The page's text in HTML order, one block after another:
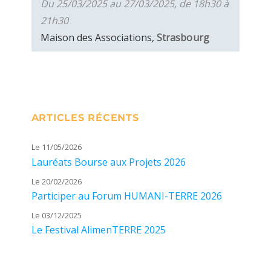
Du 25/03/2025 au 27/03/2025, de 18h30 à
21h30
Maison des Associations, Strasbourg
ARTICLES RÉCENTS
Le 11/05/2026
Lauréats Bourse aux Projets 2026
Le 20/02/2026
Participer au Forum HUMANI-TERRE 2026
Le 03/12/2025
Le Festival AlimenTERRE 2025